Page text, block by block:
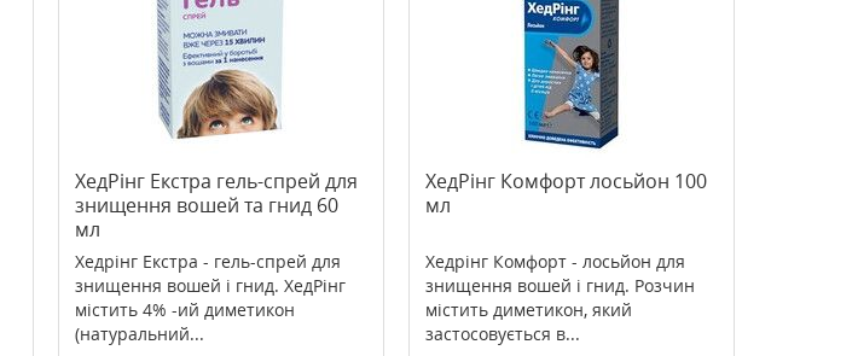
>Cholarest (Холарест) Metagenics
Купити
>Маска-плівка для обличчя Petite
Maison очищуюча рожева з
Купити
ХедРінг Екстра гель-спрей для
знищення вошей та гнид 60
мл
Хедрінг Екстра - гель-спрей для
знищення вошей і гнид. ХедРінг
містить 4% -ий диметикон
(натуральний...
ХедРінг Комфорт лосьйон 100
мл
Хедрінг Комфорт - лосьйон для
знищення вошей і гнид. Розчин
містить диметикон, який
застосовується в...